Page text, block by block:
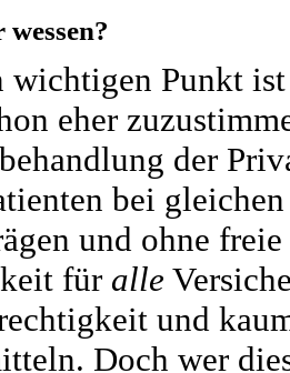
wichtigen Punkt
eher
der
bei
und ohne freie
für alle
und
Doch wer